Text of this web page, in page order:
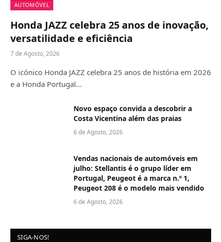
AUTOMÓVEL
Honda JAZZ celebra 25 anos de inovação,
versatilidade e eficiência
7 de Agosto, 2026
O icónico Honda JAZZ celebra 25 anos de história em 2026
e a Honda Portugal…
Novo espaço convida a descobrir a
Costa Vicentina além das praias
6 de Agosto, 2026
Vendas nacionais de automóveis em
julho: Stellantis é o grupo líder em
Portugal, Peugeot é a marca n.º 1,
Peugeot 208 é o modelo mais vendido
6 de Agosto, 2026
SIGA-NOS!